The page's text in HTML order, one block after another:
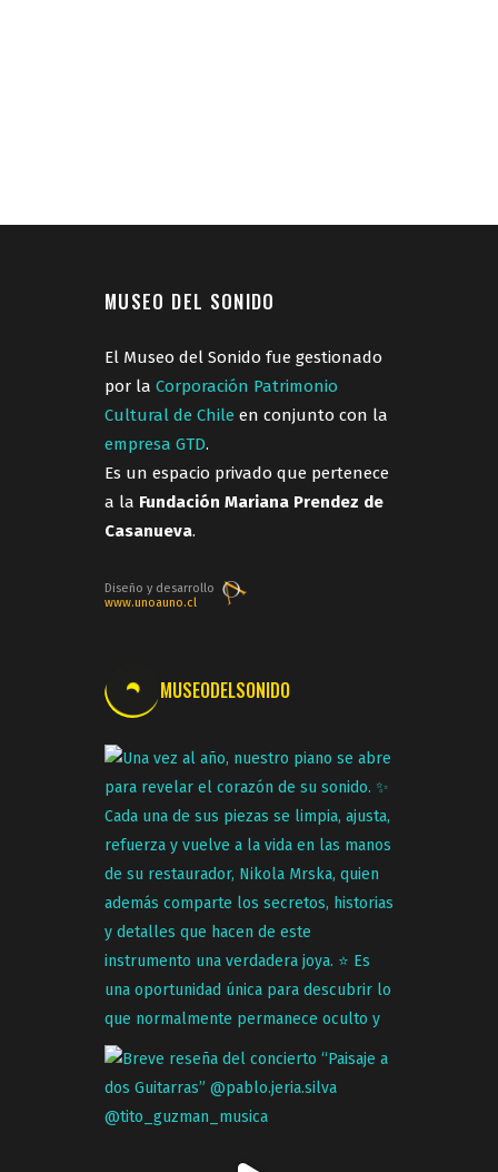
MUSEO DEL SONIDO
El Museo del Sonido fue gestionado
por la Corporación Patrimonio
Cultural de Chile en conjunto con la
empresa GTD.
Es un espacio privado que pertenece
a la Fundación Mariana Prendez de
Casanueva.
Diseño y desarrollo
www.unoauno.cl
MUSEODELSONIDO